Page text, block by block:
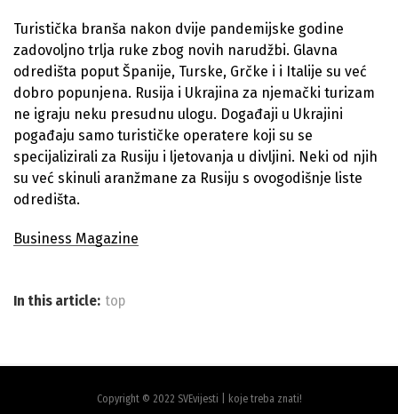
Turistička branša nakon dvije pandemijske godine
zadovoljno trlja ruke zbog novih narudžbi. Glavna
odredišta poput Španije, Turske, Grčke i i Italije su već
dobro popunjena. Rusija i Ukrajina za njemački turizam
ne igraju neku presudnu ulogu. Događaji u Ukrajini
pogađaju samo turističke operatere koji su se
specijalizirali za Rusiju i ljetovanja u divljini. Neki od njih
su već skinuli aranžmane za Rusiju s ovogodišnje liste
odredišta.
Business Magazine
In this article: top
Copyright © 2022 SVEvijesti | koje treba znati!